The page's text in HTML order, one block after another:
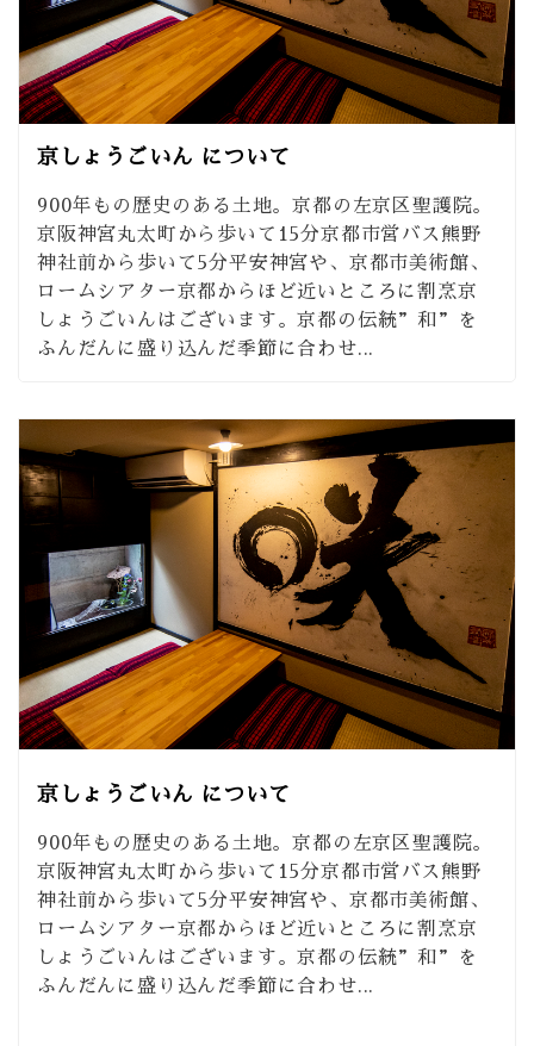
京しょうごいん について
900年もの歴史のある土地。京都の左京区聖護院。
京阪神宮丸太町から歩いて15分京都市営バス熊野
神社前から歩いて5分平安神宮や、京都市美術館、
ロームシアター京都からほど近いところに割烹京
しょうごいんはございます。京都の伝統”和”を
ふんだんに盛り込んだ季節に合わせ...
京しょうごいん について
900年もの歴史のある土地。京都の左京区聖護院。
京阪神宮丸太町から歩いて15分京都市営バス熊野
神社前から歩いて5分平安神宮や、京都市美術館、
ロームシアター京都からほど近いところに割烹京
しょうごいんはございます。京都の伝統”和”を
ふんだんに盛り込んだ季節に合わせ...